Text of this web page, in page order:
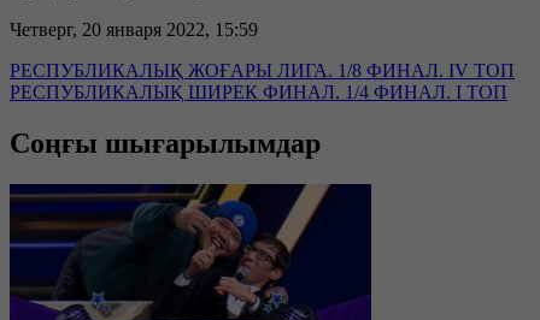
Четверг, 20 января 2022, 15:59
РЕСПУБЛИКАЛЫҚ ЖОҒАРЫ ЛИГА. 1/8 ФИНАЛ. IV ТОП
РЕСПУБЛИКАЛЫҚ ШИРЕК ФИНАЛ. 1/4 ФИНАЛ. I ТОП
Соңғы шығарылымдар